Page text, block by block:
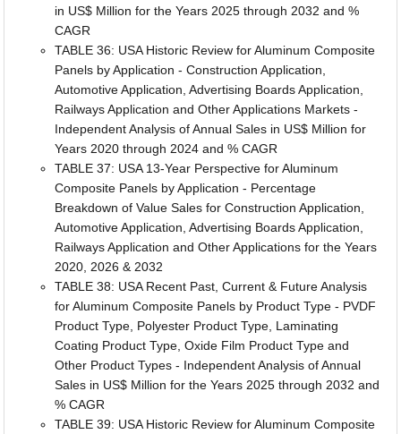
in US$ Million for the Years 2025 through 2032 and %
CAGR
TABLE 36: USA Historic Review for Aluminum Composite
Panels by Application - Construction Application,
Automotive Application, Advertising Boards Application,
Railways Application and Other Applications Markets -
Independent Analysis of Annual Sales in US$ Million for
Years 2020 through 2024 and % CAGR
TABLE 37: USA 13-Year Perspective for Aluminum
Composite Panels by Application - Percentage
Breakdown of Value Sales for Construction Application,
Automotive Application, Advertising Boards Application,
Railways Application and Other Applications for the Years
2020, 2026 & 2032
TABLE 38: USA Recent Past, Current & Future Analysis
for Aluminum Composite Panels by Product Type - PVDF
Product Type, Polyester Product Type, Laminating
Coating Product Type, Oxide Film Product Type and
Other Product Types - Independent Analysis of Annual
Sales in US$ Million for the Years 2025 through 2032 and
% CAGR
TABLE 39: USA Historic Review for Aluminum Composite